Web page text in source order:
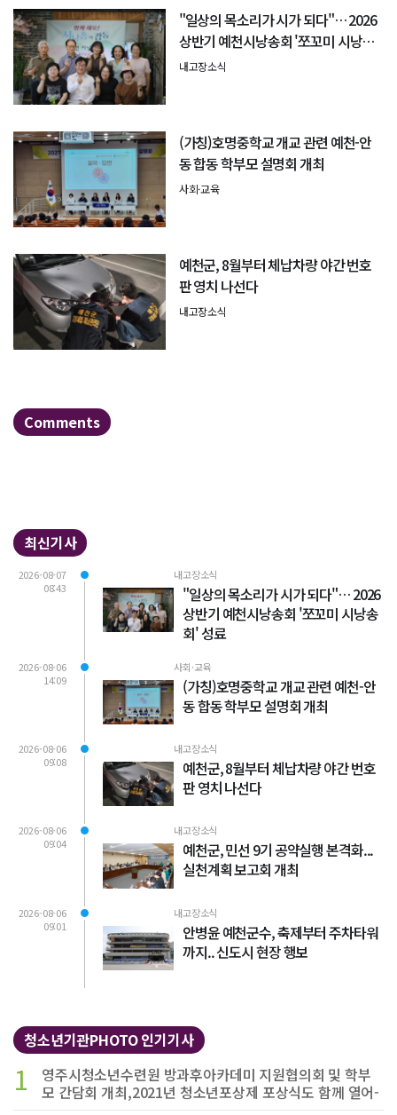
"일상의 목소리가 시가 되다"… 2026
상반기 예천시낭송회 '쪼꼬미 시낭송
회' 성료
내고장소식
(가칭)호명중학교 개교 관련 예천-안
동 합동 학부모 설명회 개최
사회·교육
예천군, 8월부터 체납차량 야간 번호
판 영치 나선다
내고장소식
Comments
최신기사
2026-08-07
08:43
내고장소식
"일상의 목소리가 시가 되다"… 2026
상반기 예천시낭송회 '쪼꼬미 시낭송
회' 성료
2026-08-06
14:09
사회·교육
(가칭)호명중학교 개교 관련 예천-안
동 합동 학부모 설명회 개최
2026-08-06
09:08
내고장소식
예천군, 8월부터 체납차량 야간 번호
판 영치 나선다
2026-08-06
09:04
내고장소식
예천군, 민선 9기 공약실행 본격화...
실천계획 보고회 개최
2026-08-06
09:01
내고장소식
안병윤 예천군수, 축제부터 주차타워
까지.. 신도시 현장 행보
청소년기관PHOTO 인기기사
1
영주시청소년수련원 방과후아카데미 지원협의회 및 학부
모 간담회 개최,2021년 청소년포상제 포상식도 함께 열어-